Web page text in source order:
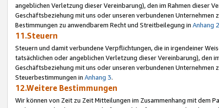
angeblichen Verletzung dieser Vereinbarung), den im Rahmen dieser
Geschäftsbeziehung mit uns oder unseren verbundenen
Bestimmungen zu anwendbarem Recht und Streitbeilegung in Anhang 2
11.Steuern
Steuern und damit verbundene Verpflichtungen, die in irgendeiner
tatsächlichen oder angeblichen Verletzung dieser Vereinbarung), den
Geschäftsbeziehung mit uns oder unseren verbundenen
Steuerbestimmungen in Anhang 3.
12.Weitere Bestimmungen
Wir können von Zeit zu Zeit Mitteilungen im Zusammenhang mit dem